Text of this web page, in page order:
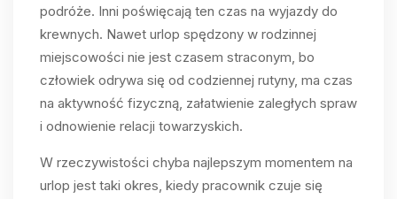
podróże. Inni poświęcają ten czas na wyjazdy do
krewnych. Nawet urlop spędzony w rodzinnej
miejscowości nie jest czasem straconym, bo
człowiek odrywa się od codziennej rutyny, ma czas
na aktywność fizyczną, załatwienie zaległych spraw
i odnowienie relacji towarzyskich.
W rzeczywistości chyba najlepszym momentem na
urlop jest taki okres, kiedy pracownik czuje się